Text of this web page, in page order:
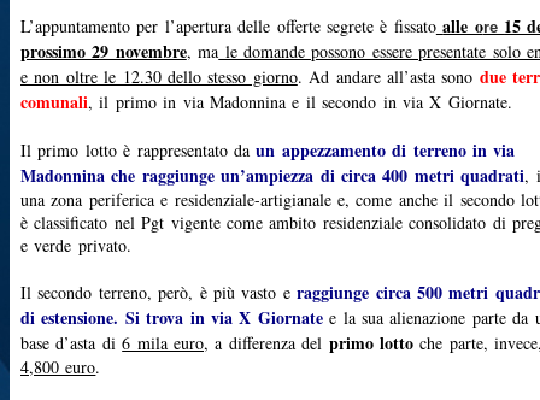
L’appuntamento per l’apertura delle offerte segrete è fissato alle ore 15
prossimo 29 novembre, ma le domande possono essere presentate solo
e non oltre le 12.30 dello stesso giorno. Ad andare all’asta sono due
comunali, il primo in via Madonnina e il secondo in via X Giornate.
Il primo lotto è rappresentato daun appezzamento di terreno in via
Madonnina che raggiunge un’ampiezza di circa 400 metri quadrati,
una zona periferica e residenziale-artigianale e, come anche il secondo
è classificato nel Pgt vigente come ambito residenziale consolidato di
e verde privato.
Il secondo terreno, però, è più vasto eraggiunge circa 500 metri
di estensione. Si trova in via X Giornatee la sua alienazione parte da
base d’asta di6 mila euro, a differenza del primo lotto che parte,
4,800 euro.